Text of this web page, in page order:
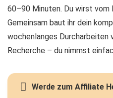
60–90 Minuten. Du wirst vom
Gemeinsam baut ihr dein
wochenlanges Durcharbeiten
Recherche – du nimmst
Werde zum Affiliate